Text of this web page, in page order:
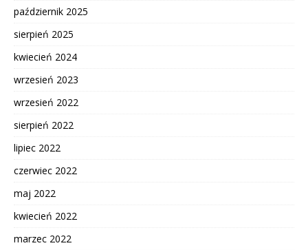
październik 2025
sierpień 2025
kwiecień 2024
wrzesień 2023
wrzesień 2022
sierpień 2022
lipiec 2022
czerwiec 2022
maj 2022
kwiecień 2022
marzec 2022